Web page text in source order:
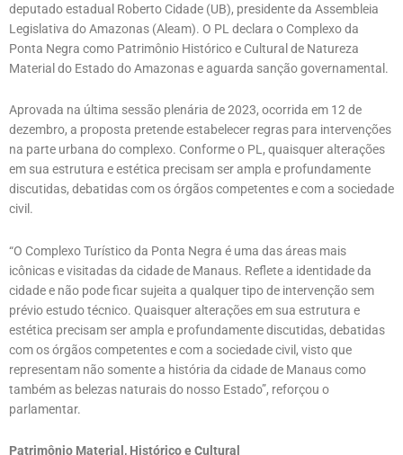
deputado estadual Roberto Cidade (UB), presidente da Assembleia
Legislativa do Amazonas (Aleam). O PL declara o Complexo da
Ponta Negra como Patrimônio Histórico e Cultural de Natureza
Material do Estado do Amazonas e aguarda sanção governamental.
Aprovada na última sessão plenária de 2023, ocorrida em 12 de
dezembro, a proposta pretende estabelecer regras para intervenções
na parte urbana do complexo. Conforme o PL, quaisquer alterações
em sua estrutura e estética precisam ser ampla e profundamente
discutidas, debatidas com os órgãos competentes e com a sociedade
civil.
“O Complexo Turístico da Ponta Negra é uma das áreas mais
icônicas e visitadas da cidade de Manaus. Reflete a identidade da
cidade e não pode ficar sujeita a qualquer tipo de intervenção sem
prévio estudo técnico. Quaisquer alterações em sua estrutura e
estética precisam ser ampla e profundamente discutidas, debatidas
com os órgãos competentes e com a sociedade civil, visto que
representam não somente a história da cidade de Manaus como
também as belezas naturais do nosso Estado”, reforçou o
parlamentar.
Patrimônio Material, Histórico e Cultural